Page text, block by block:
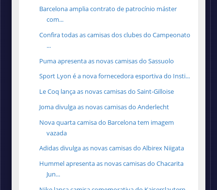
Barcelona amplia contrato de patrocínio máster
com...
Confira todas as camisas dos clubes do Campeonato
...
Puma apresenta as novas camisas do Sassuolo
Sport Lyon é a nova fornecedora esportiva do Insti...
Le Coq lança as novas camisas do Saint-Gilloise
Joma divulga as novas camisas do Anderlecht
Nova quarta camisa do Barcelona tem imagem
vazada
Adidas divulga as novas camisas do Albirex Niigata
Hummel apresenta as novas camisas do Chacarita
Jun...